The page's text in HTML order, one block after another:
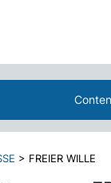
> FREIER WILLE